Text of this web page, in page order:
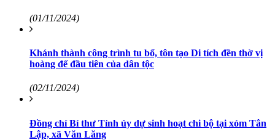
(01/11/2024)
Khánh thành công trình tu bổ, tôn tạo Di tích đền thờ vị
hoàng đế đầu tiên của dân tộc
(02/11/2024)
Đồng chí Bí thư Tỉnh ủy dự sinh hoạt chi bộ tại xóm Tân
Lập, xã Văn Lăng